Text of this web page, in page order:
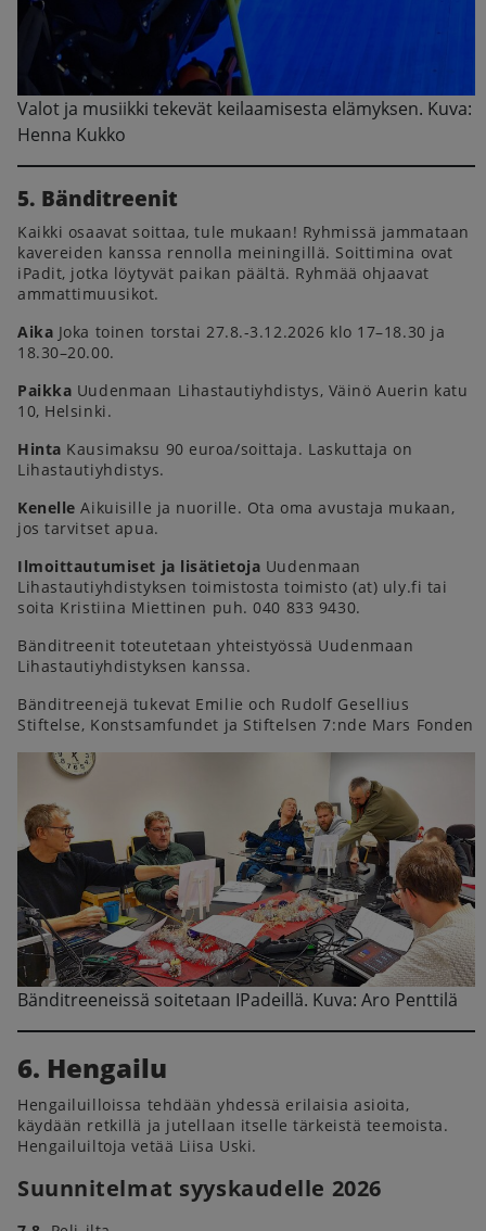
Valot ja musiikki tekevät keilaamisesta elämyksen. Kuva:
Henna Kukko
5. Bänditreenit
Kaikki osaavat soittaa, tule mukaan! Ryhmissä jammataan
kavereiden kanssa rennolla meiningillä. Soittimina ovat
iPadit, jotka löytyvät paikan päältä. Ryhmää ohjaavat
ammattimuusikot.
Aika Joka toinen torstai 27.8.-3.12.2026 klo 17–18.30 ja
18.30–20.00.
Paikka Uudenmaan Lihastautiyhdistys, Väinö Auerin katu
10, Helsinki.
Hinta Kausimaksu 90 euroa/soittaja. Laskuttaja on
Lihastautiyhdistys.
KenelleAikuisille ja nuorille. Ota oma avustaja mukaan,
jos tarvitset apua.
Ilmoittautumiset ja lisätietoja Uudenmaan
Lihastautiyhdistyksen toimistosta toimisto (at) uly.fi tai
soita Kristiina Miettinen puh. 040 833 9430.
Bänditreenit toteutetaan yhteistyössä Uudenmaan
Lihastautiyhdistyksen kanssa.
Bänditreenejä tukevat Emilie och Rudolf Gesellius
Stiftelse, Konstsamfundet ja Stiftelsen 7:nde Mars Fonden
Bänditreeneissä soitetaan IPadeillä. Kuva: Aro Penttilä
6. Hengailu
Hengailuilloissa tehdään yhdessä erilaisia asioita,
käydään retkillä ja jutellaan itselle tärkeistä teemoista.
Hengailuiltoja vetää Liisa Uski.
Suunnitelmat syyskaudelle 2026